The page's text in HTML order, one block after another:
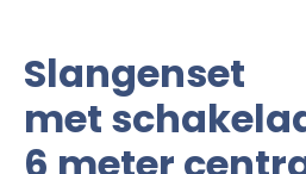
Slangenset
met